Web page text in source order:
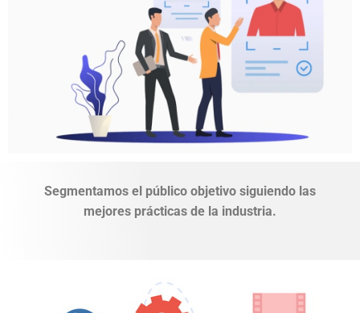
Segmentamos el público objetivo siguiendo las
mejores prácticas de la industria.